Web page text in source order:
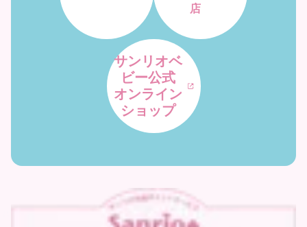
店
サンリオベ
ビー公式
オンライン
ショップ